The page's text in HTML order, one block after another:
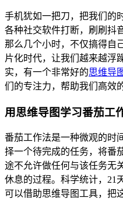
手机犹如一把刀，把我们的
各种社交软件打断，刷刷抖
那么几个小时，不仅搞得自
片化时代，让我们越来越浮
实，有一个非常好的思维导
们的专注力，帮助我们高效
用思维导图学习番茄工
番茄工作法是一种微观的时
择一个待完成的任务，将番
途不允许做任何与该任务无
休息的过程。科学统计，21
可以借助思维导图工具，把